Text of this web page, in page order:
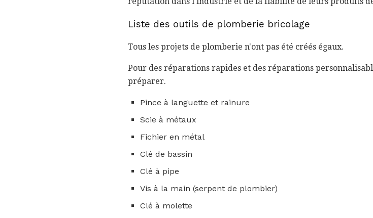
Liste des outils de plomberie bricolage
Tous les projets de plomberie n'ont pas été créés égaux.
Pour des réparations rapides et des réparations
préparer.
Pince à languette et rainure
Scie à métaux
Fichier en métal
Clé de bassin
Clé à pipe
Vis à la main (serpent de plombier)
Clé à molette